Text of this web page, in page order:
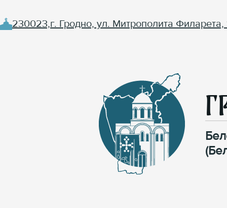
230023,г. Гродно, ул. Митрополита Филарета,